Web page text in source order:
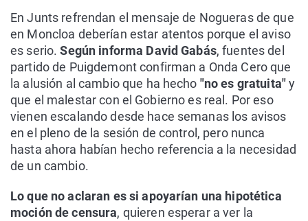
En Junts refrendan el mensaje de Nogueras de que
en Moncloa deberían estar atentos porque el aviso
es serio.Según informa David Gabás, fuentes del
partido de Puigdemont confirman a Onda Cero que
la alusión al cambio que ha hecho "no es gratuita"y
que el malestar con el Gobierno es real. Por eso
vienen escalando desde hace semanas los avisos
en el pleno de la sesión de control, pero nunca
hasta ahora habían hecho referencia a la necesidad
de un cambio.
Lo que no aclaran es si apoyarían una hipotética
moción de censura, quieren esperar a ver la